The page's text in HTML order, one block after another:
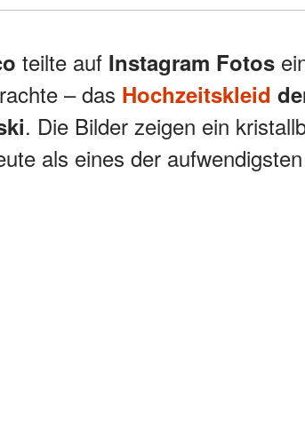
teilte auf Instagram Fotos
– das Hochzeitskleid
. Die Bilder zeigen ein
als eines der